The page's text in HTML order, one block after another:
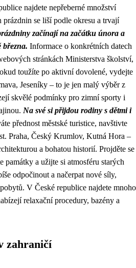
najdete nepřeberné množství
se liší podle okresu a trvají
začínají na začátku února a
března. Informace o konkrétních datech
stránkách Ministerstva školství,
toužíte po aktivní dovolené, vydejte
Jeseníky – to je jen malý výběr z
skvělé podmínky pro zimní sporty i
Na své si přijdou rodiny s dětmi i
přednost městské turistice, navštivte
Praha, Český Krumlov, Kutná Hora –
a bohatou historií. Projděte se
a užijte si atmosféru starých
odpočinout a načerpat nové síly,
V České republice najdete mnoho
relaxační procedury, bazény a
zahraničí